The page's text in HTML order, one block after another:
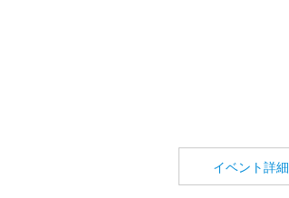
イベント詳細